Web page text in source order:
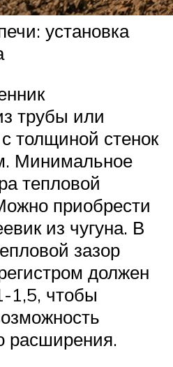
установка
трубы или
толщиной стенок
Минимальное
тепловой
приобрести
из чугуна. В
зазор
должен
1,5, чтобы
расширения.